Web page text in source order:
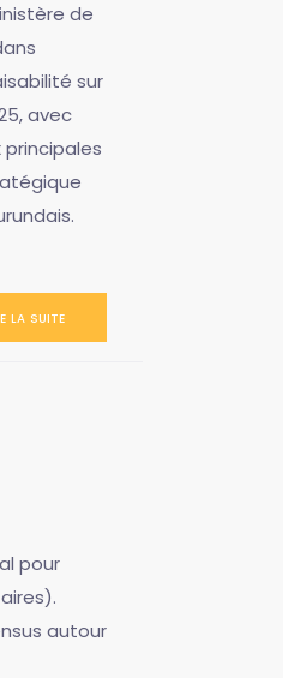
de
sur
avec
la suite
pour
autour